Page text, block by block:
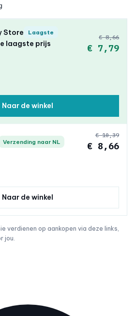
Store Laagste
laagste prijs
€ 8,66
€ 7,79
Naar de winkel
Verzending naar NL
€ 10,39
€ 8,66
Naar de winkel
verdienen op aankopen via deze links,
jou.